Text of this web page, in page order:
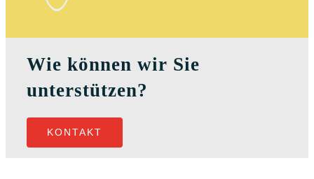
Wie können wir Sie
unterstützen?
KONTAKT